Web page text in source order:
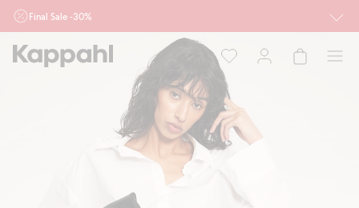
Final Sale -30%
Ważne przy zakupie min. 2 sztuk produktów włączonych w ofertę, również z
działu outlet do 10.8 w sklepach Kappahl i Newbie oraz na kappahl.com. Ofert
nie łączymy
Mężczyzna Dziecko